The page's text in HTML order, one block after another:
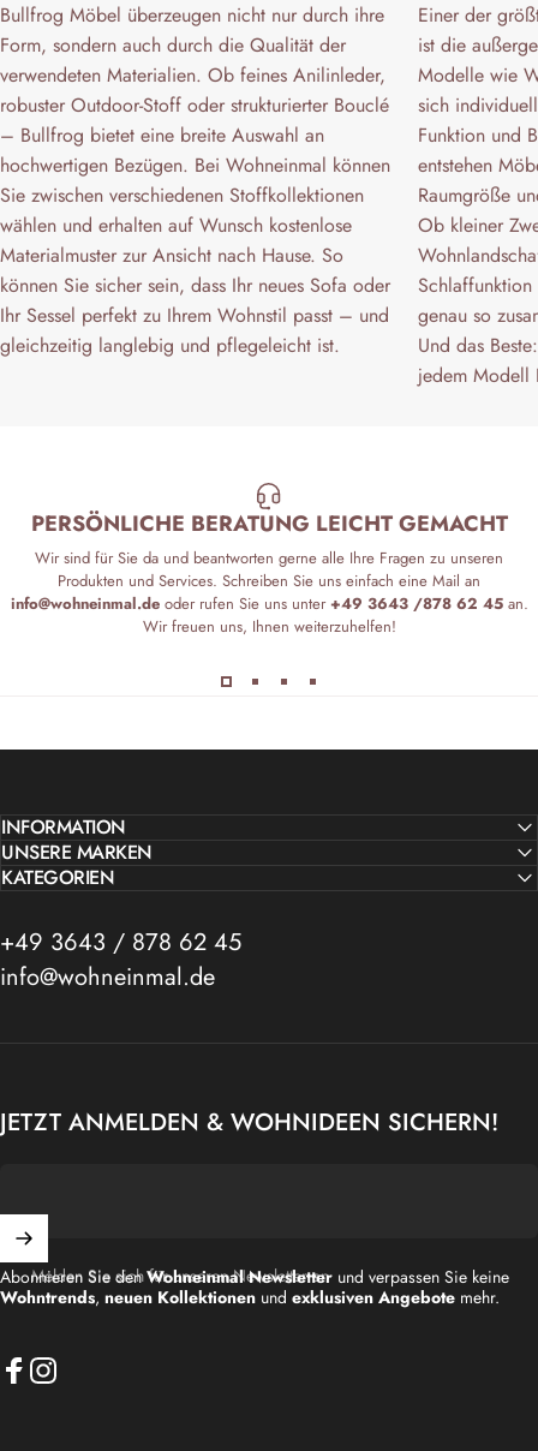
Bullfrog Möbel überzeugen nicht nur durch ihre
Form, sondern auch durch die Qualität der
verwendeten Materialien. Ob feines Anilinleder,
robuster Outdoor-Stoff oder strukturierter Bouclé
– Bullfrog bietet eine breite Auswahl an
hochwertigen Bezügen. Bei Wohneinmal können
Sie zwischen verschiedenen Stoffkollektionen
wählen und erhalten auf Wunsch kostenlose
Materialmuster zur Ansicht nach Hause. So
können Sie sicher sein, dass Ihr neues Sofa oder
Ihr Sessel perfekt zu Ihrem Wohnstil passt – und
gleichzeitig langlebig und pflegeleicht ist.
Einer der
ist die
Modelle wie
sich
Funktion und
entstehen
Raumgröße
Ob kleiner
genau so
Und das
jedem Modell
PERSÖNLICHE BERATUNG LEICHT GEMACHT
Wir sind für Sie da und beantworten gerne alle Ihre Fragen zu unseren
Produkten und Services. Schreiben Sie uns einfach eine Mail an
info@wohneinmal.deoder rufen Sie uns unter+49 3643 /878 62 45an.
Wir freuen uns, Ihnen weiterzuhelfen!
INFORMATION
UNSERE MARKEN
KATEGORIEN
+49 3643 / 878 62 45
info@wohneinmal.de
JETZT ANMELDEN & WOHNIDEEN SICHERN!
Melden Sie sich für unseren Newsletter an
Abonnieren Sie denWohneinmal Newsletter und verpassen Sie keine
Wohntrends, neuen Kollektionen und exklusiven Angebote mehr.